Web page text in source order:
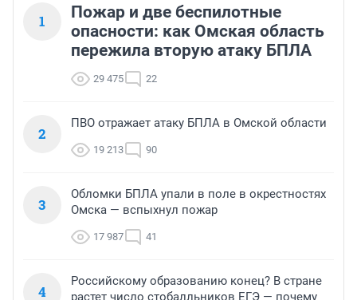
1
Пожар и две беспилотные
опасности: как Омская область
пережила вторую атаку БПЛА
29 475 22
2
ПВО отражает атаку БПЛА в Омской области
19 213 90
3
Обломки БПЛА упали в поле в окрестностях
Омска — вспыхнул пожар
17 987 41
4
Российскому образованию конец? В стране
растет число стобалльников ЕГЭ — почему